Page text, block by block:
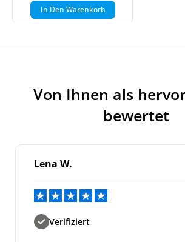
In Den Warenkorb
Von Ihnen als
bewertet
Lena W.
Verifiziert